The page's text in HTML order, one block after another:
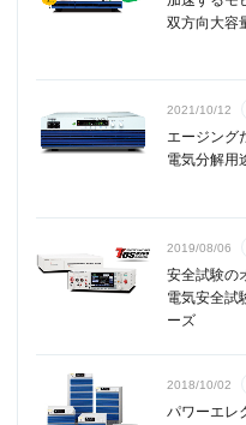
双方向大容
2021/10/12
エージング
電気分解用
2019/08/06
安全試験の
電気安全試
ーズ
2018/10/02
パワーエレ